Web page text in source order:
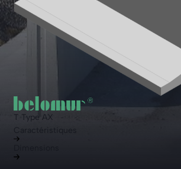
T Type AX
Caractéristiques